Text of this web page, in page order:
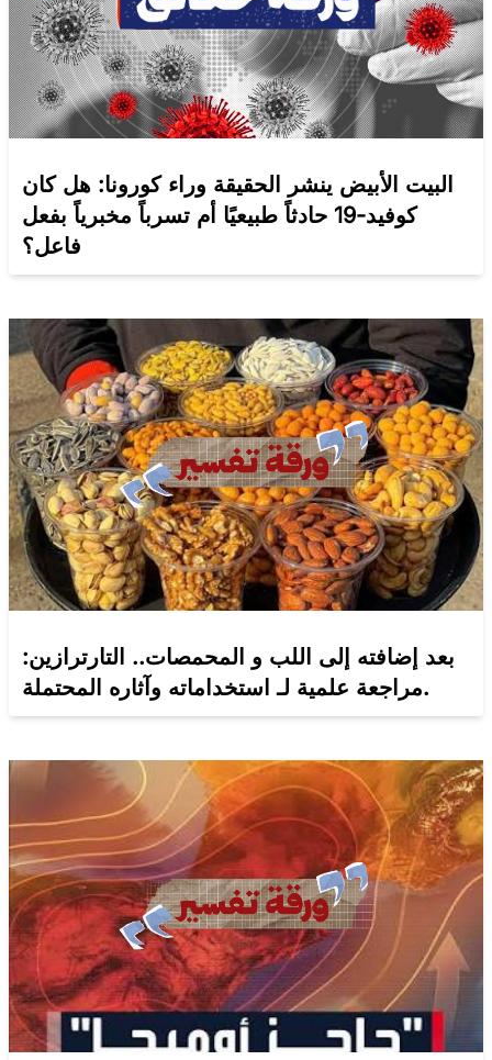
البيت الأبيض ينشر الحقيقة وراء كورونا: هل كان
كوفيد-19 حادثاً طبيعيًا أم تسرباً مخبرياً بفعل
فاعل؟
بعد إضافته إلى اللب و المحمصات.. التارترازين:
مراجعة علمية لـ استخداماته وآثاره المحتملة.